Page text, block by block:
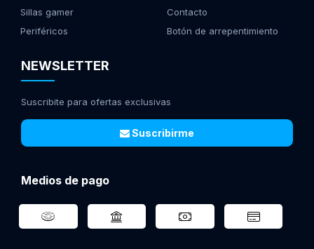
Sillas gamer
Periféricos
Contacto
Botón de arrepentimiento
NEWSLETTER
Suscribite para ofertas exclusivas
Suscribirme
Medios de pago